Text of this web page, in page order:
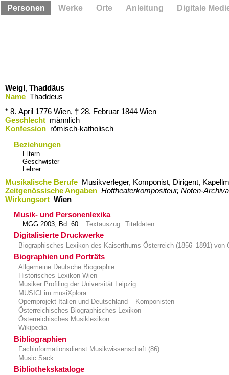
Weigl, Thaddäus
Name Thaddeus
* 8. April 1776 Wien, † 28. Februar 1844 Wien
Geschlecht männlich
Konfession römisch-katholisch
Beziehungen
Eltern
Geschwister
Lehrer
Musikalische Berufe Musikverleger, Komponist, Dirigent,
Zeitgenössische Angaben Hoftheaterkompositeur, Noten-
Wirkungsort Wien
Musik- und Personenlexika
MGG 2003, Bd. 60 Textauszug Titeldaten
Digitalisierte Druckwerke
Biographisches Lexikon des Kaiserthums Österreich (1856–1891) von
Biographien und Porträts
Allgemeine Deutsche Biographie
Historisches Lexikon Wien
Musiker Profiling der Universität Leipzig
MUSICI im musiXplora
Opernprojekt Italien und Deutschland – Komponisten
Österreichisches Biographisches Lexikon
Österreichisches Musiklexikon
Wikipedia
Bibliographien
Fachinformationsdienst Musikwissenschaft (86)
Music Sack
Bibliothekskataloge
Personen Werke Orte Anleitung Digitale